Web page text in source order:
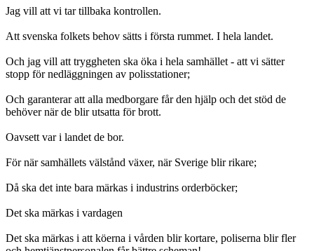
Jag vill att vi tar tillbaka kontrollen.
Att svenska folkets behov sätts i första rummet. I hela landet.
Och jag vill att tryggheten ska öka i hela samhället - att vi sätter
stopp för nedläggningen av polisstationer;
Och garanterar att alla medborgare får den hjälp och det stöd de
behöver när de blir utsatta för brott.
Oavsett var i landet de bor.
För när samhällets välstånd växer, när Sverige blir rikare;
Då ska det inte bara märkas i industrins orderböcker;
Det ska märkas i vardagen
Det ska märkas i att köerna i vården blir kortare, poliserna blir fler